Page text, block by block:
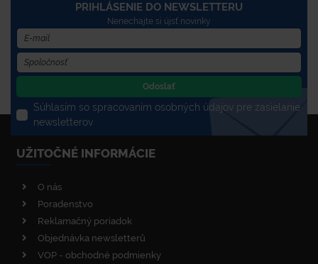
PRIHLÁSENIE DO NEWSLETTERU
Nenechajte si újsť novinky
Odoslať
Súhlasím so spracovaním osobných údajov pre zasielanie
newsletterov
UŽITOČNÉ INFORMÁCIE
O nás
Poradenstvo
Reklamačný poriadok
Objednávka newsletterů
VOP - obchodné podmienky